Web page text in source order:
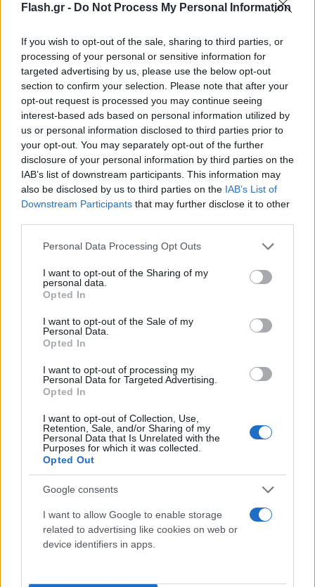
Flash.gr - Do Not Process My Personal Information
If you wish to opt-out of the sale, sharing to third parties, or
processing of your personal or sensitive information for
targeted advertising by us, please use the below opt-out
section to confirm your selection. Please note that after your
opt-out request is processed you may continue seeing
interest-based ads based on personal information utilized by
us or personal information disclosed to third parties prior to
your opt-out. You may separately opt-out of the further
disclosure of your personal information by third parties on the
IAB’s list of downstream participants. This information may
also be disclosed by us to third parties on the IAB’s List of
Downstream Participants that may further disclose it to other
Please note that this website/app uses one or more Google
not limited to your visit or usage behaviour. You may click to
grant or deny consent to Google and its third-party tags to
use your data for below specified purposes in below Google
consent section.
Personal Data Processing Opt Outs
I want to opt-out of the Sharing of my
personal data.
Opted In
I want to opt-out of the Sale of my
Personal Data.
Opted In
I want to opt-out of processing my
Personal Data for Targeted Advertising.
Opted In
I want to opt-out of Collection, Use,
Retention, Sale, and/or Sharing of my
Personal Data that Is Unrelated with the
Purposes for which it was collected.
Opted Out
Google consents
I want to allow Google to enable storage
related to advertising like cookies on web or
device identifiers in apps.
Σημειώνεται ότι, σύμφωνα με το δυσμενές σενάριο
του προϋπολογισμού, εάν η τιμή του πετρελαίου
υπερβεί επί μακρόν τα 100 δολάρια ανά βαρέλι:
Η ιδιωτική κατανάλωση θα μειωθεί κατά
0,7% σε σχέση με το βασικό σενάριο (που
προβλέπει αύξηση 1% το 2026), ενώ οι
Σε πραγματικούς όρους οι εισαγωγές θα